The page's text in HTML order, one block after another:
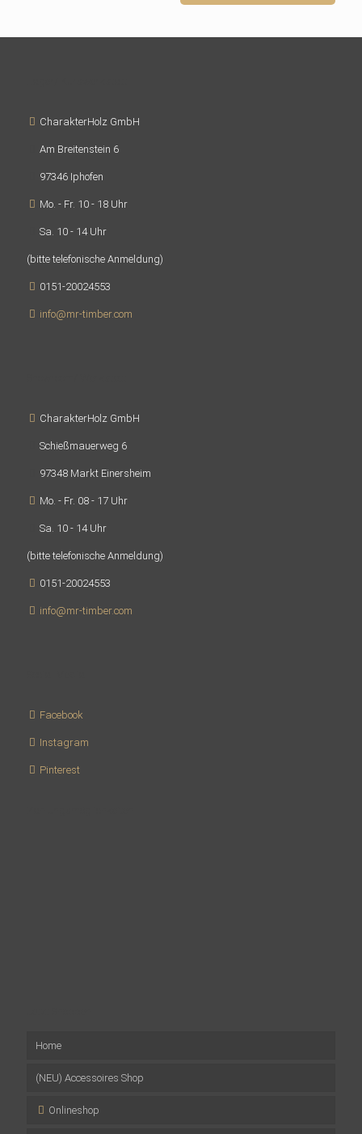
CharakterHolz GmbH
Am Breitenstein 6
97346 Iphofen
Mo. - Fr. 10 - 18 Uhr
Sa. 10 - 14 Uhr
(bitte telefonische Anmeldung)
0151-20024553
info@mr-timber.com
CharakterHolz GmbH
Schießmauerweg 6
97348 Markt Einersheim
Mo. - Fr. 08 - 17 Uhr
Sa. 10 - 14 Uhr
(bitte telefonische Anmeldung)
0151-20024553
info@mr-timber.com
Facebook
Instagram
Pinterest
Home
(NEU) Accessoires Shop
Onlineshop